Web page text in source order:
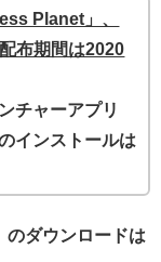
Planet」、
布期間は2020
チャーアプリ
インストールは
のダウンロードは